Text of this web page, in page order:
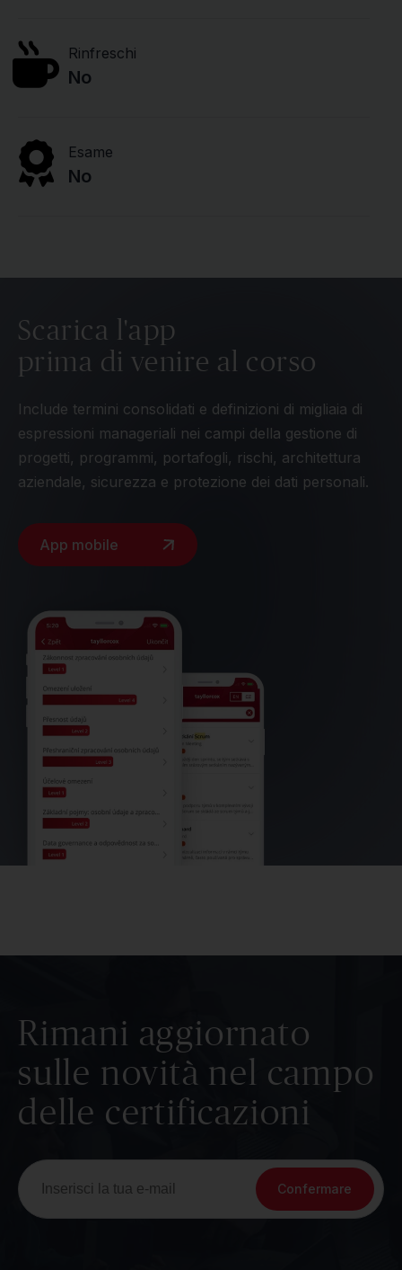
Rinfreschi
No
Esame
No
Scarica l'app
prima di venire al corso
Include termini consolidati e definizioni di migliaia di
espressioni manageriali nei campi della gestione di
progetti, programmi, portafogli, rischi, architettura
aziendale, sicurezza e protezione dei dati personali.
App mobile
Rimani aggiornato
sulle novità nel campo
delle certificazioni
Confermare